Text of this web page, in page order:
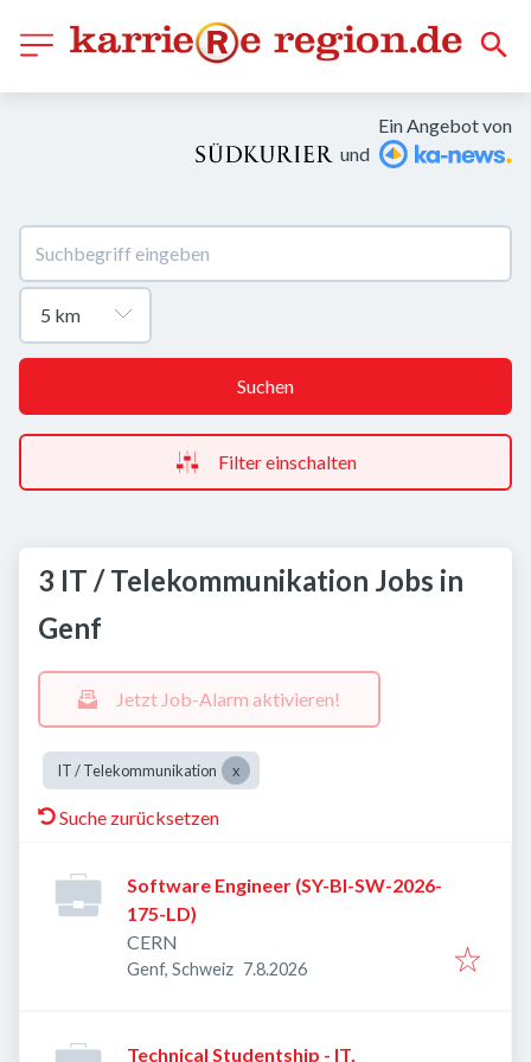
Ein Angebot von
und
Suchen
Filter einschalten
3 IT / Telekommunikation Jobs in
Genf
Jetzt Job-Alarm aktivieren!
IT / Telekommunikation
Suche zurücksetzen
Software Engineer (SY-BI-SW-2026-
175-LD)
CERN
Genf, Schweiz Veröffentlicht
7.8.2026
Technical Studentship - IT,